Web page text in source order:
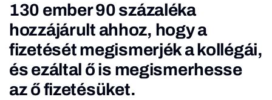
130 ember 90 százaléka
hozzájárult ahhoz, hogy a
fizetését megismerjék a kollégái,
és ezáltal ő is megismerhesse
az ő fizetésüket.